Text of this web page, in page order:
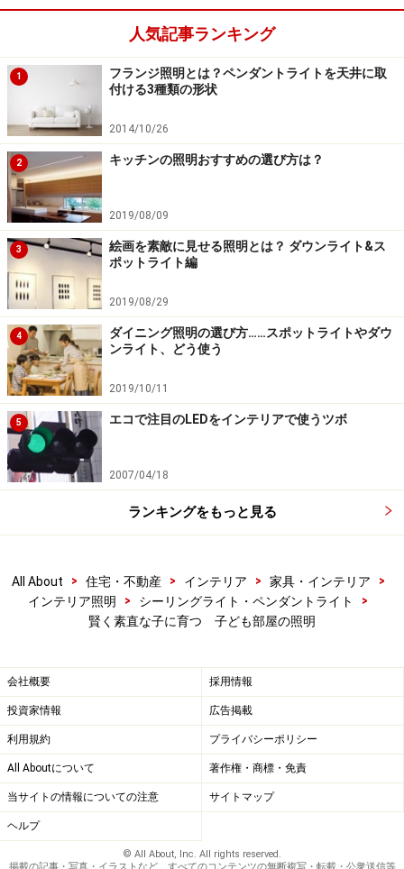
人気記事ランキング
1
フランジ照明とは？ペンダントライトを天井に取
付ける3種類の形状
2014/10/26
2 キッチンの照明おすすめの選び方は？
2019/08/09
3
絵画を素敵に見せる照明とは？ ダウンライト&ス
ポットライト編
2019/08/29
4
ダイニング照明の選び方……スポットライトやダウ
ンライト、どう使う
2019/10/11
5 エコで注目のLEDをインテリアで使うツボ
2007/04/18
ランキングをもっと見る
All About > 住宅・不動産 > インテリア > 家具・インテリア
>
インテリア照明
> シーリングライト・ペンダントライト
>
賢く素直な子に育つ 子ども部屋の照明
会社概要 採用情報
投資家情報 広告掲載
利用規約 プライバシーポリシー
All Aboutについて 著作権・商標・免責
当サイトの情報についての注意 サイトマップ
ヘルプ
© All About, Inc. All rights reserved.